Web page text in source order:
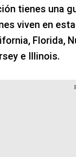
tienes una
viven en
Florida,
e Illinois.​